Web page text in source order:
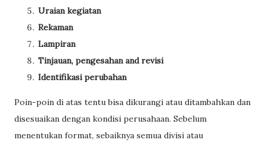
Uraian kegiatan
Rekaman
Lampiran
Tinjauan, pengesahan and revisi
Identifikasi perubahan
Poin-poin di atas tentu bisa dikurangi atau ditambahkan dan
disesuaikan dengan kondisi perusahaan. Sebelum
menentukan format, sebaiknya semua divisi atau